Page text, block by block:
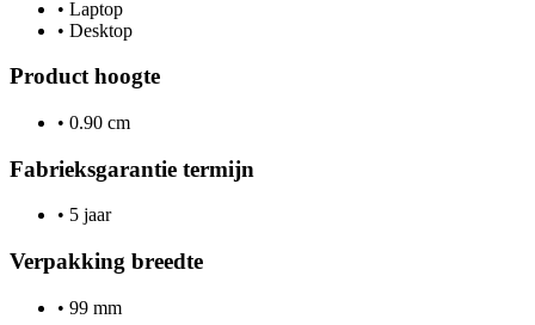
• Laptop
• Desktop
Product hoogte
• 0.90 cm
Fabrieksgarantie termijn
• 5 jaar
Verpakking breedte
• 99 mm